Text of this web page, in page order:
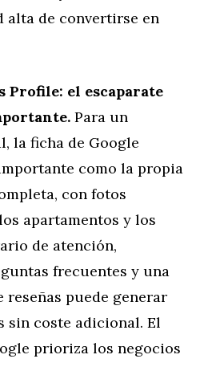
alta de convertirse en
Profile: el escaparate
Para un
la ficha de Google
como la propia
con fotos
apartamentos y los
de atención,
frecuentes y una
reseñas puede generar
sin coste adicional. El
prioriza los negocios